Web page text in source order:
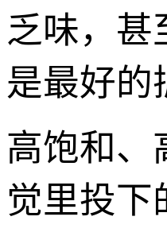
乏味，甚
是最好的
高饱和、
觉里投下